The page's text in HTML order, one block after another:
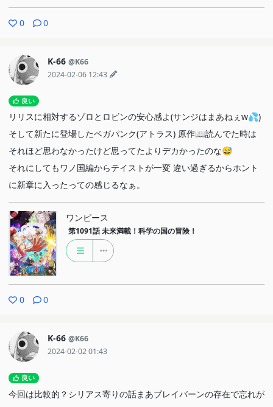
0 0
K-66 @K66
2024-02-06 12:43
良い
リリスに相対するゾロとロビンの安心感よ(サンジはまあねぇw💦)
そして新たに登場したベガパンク(アトラス) 原作📖読んでた時は
それほど思わなかったけど思ってたよりデカかったのな😅
それにしてもワノ国編からテイストが一変 違い過ぎるからホント
に新章に入ったっての感じるなぁ。
ワンピース
第1091話 未来満載！科学の国の冒険！
0 0
K-66 @K66
2024-02-02 01:43
良い
今回は比較的？シリアス寄りの話まあブレイバーンの存在で忘れが